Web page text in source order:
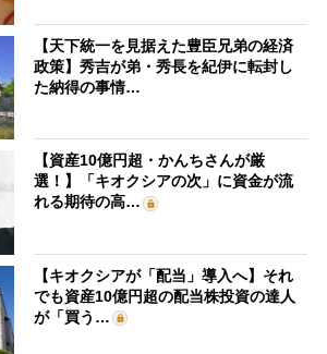
【天下統一を見据えた豊臣兄弟の経済
政策】秀吉が弟・秀長を紀伊に転封し
た納得の事情…
【資産10億円超・かんちさんが厳
選！】「キオクシアの次」に資金が流
れる期待の高…
【キオクシアが「配当」導入へ】それ
でも資産10億円超の配当株投資の達人
が「買う…